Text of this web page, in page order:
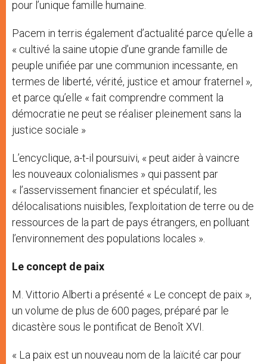
pour l’unique famille humaine.
Pacem in terris également d’actualité parce qu’elle a
« cultivé la saine utopie d’une grande famille de
peuple unifiée par une communion incessante, en
termes de liberté, vérité, justice et amour fraternel »,
et parce qu’elle « fait comprendre comment la
démocratie ne peut se réaliser pleinement sans la
justice sociale »
L’encyclique, a-t-il poursuivi, « peut aider à vaincre
les nouveaux colonialismes » qui passent par
« l’asservissement financier et spéculatif, les
délocalisations nuisibles, l’exploitation de terre ou de
ressources de la part de pays étrangers, en polluant
l’environnement des populations locales ».
Le concept de paix
M. Vittorio Alberti a présenté « Le concept de paix »,
un volume de plus de 600 pages, préparé par le
dicastère sous le pontificat de Benoît XVI.
« La paix est un nouveau nom de la laïcité car pour